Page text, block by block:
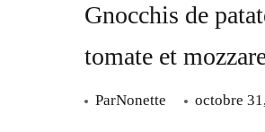
Gnocchis de
tomate et
ParNonette octobre